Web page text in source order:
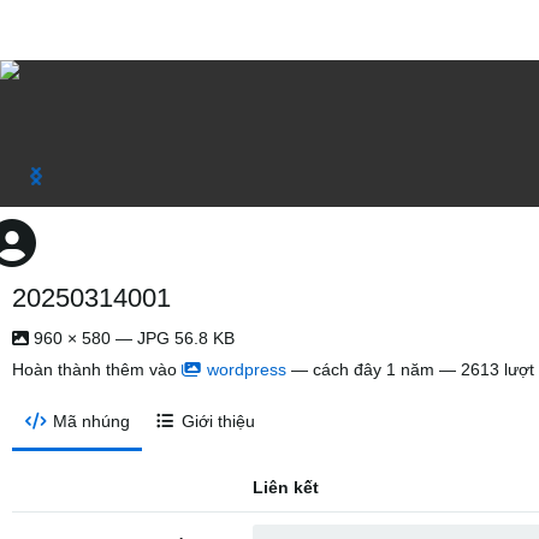
20250314001
960 × 580 — JPG 56.8 KB
Hoàn thành thêm vào
wordpress — cách đây 1 năm — 2613 lượt
Mã nhúng Giới thiệu
Liên kết